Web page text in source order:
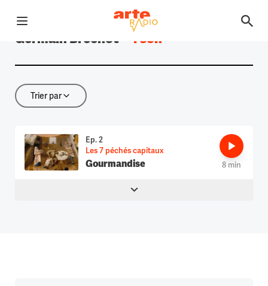
Ouvrir le menu
Retour à la page d'accueil
Germain Bréchot— 1 son
Trier par
Trier par
Gourmandise
Les 7 péchés capitaux
Ep. 2
8 min